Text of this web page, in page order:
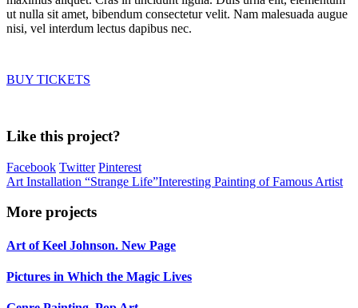
ut nulla sit amet, bibendum consectetur velit. Nam malesuada augue
nisi, vel interdum lectus dapibus nec.
BUY TICKETS
Like this project?
Facebook Twitter Pinterest
Art Installation “Strange Life”Interesting Painting of Famous Artist
More projects
Art of Keel Johnson. New Page
Pictures in Which the Magic Lives